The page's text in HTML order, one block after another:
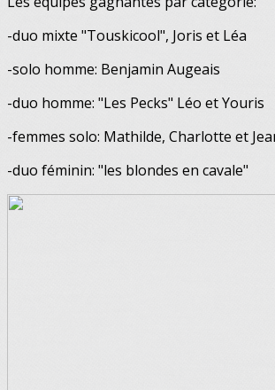
-duo mixte "Touskicool", Joris et Léa
-solo homme: Benjamin Augeais
-duo homme: "Les Pecks" Léo et Youris
-femmes solo: Mathilde, Charlotte et
-duo féminin: "les blondes en cavale"